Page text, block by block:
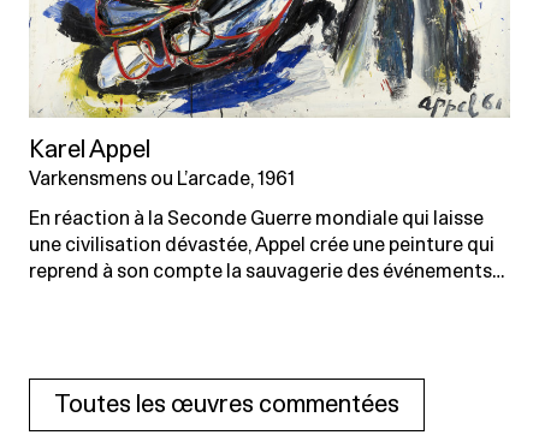
Karel Appel
Varkensmens ou L’arcade, 1961
En réaction à la Seconde Guerre mondiale qui laisse
une civilisation dévastée, Appel crée une peinture qui
reprend à son compte la sauvagerie des événements…
Toutes les œuvres commentées